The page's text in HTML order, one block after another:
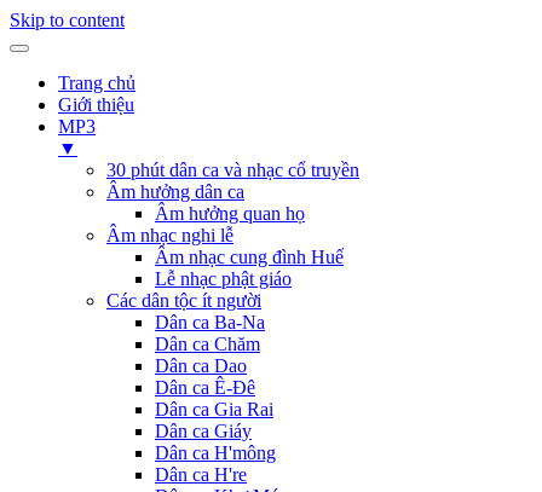
Skip to content
Trang chủ
Giới thiệu
MP3
▼
30 phút dân ca và nhạc cổ truyền
Âm hưởng dân ca
Âm hưởng quan họ
Âm nhạc nghi lễ
Âm nhạc cung đình Huế
Lễ nhạc phật giáo
Các dân tộc ít người
Dân ca Ba-Na
Dân ca Chăm
Dân ca Dao
Dân ca Ê-Đê
Dân ca Gia Rai
Dân ca Giáy
Dân ca H'mông
Dân ca H're